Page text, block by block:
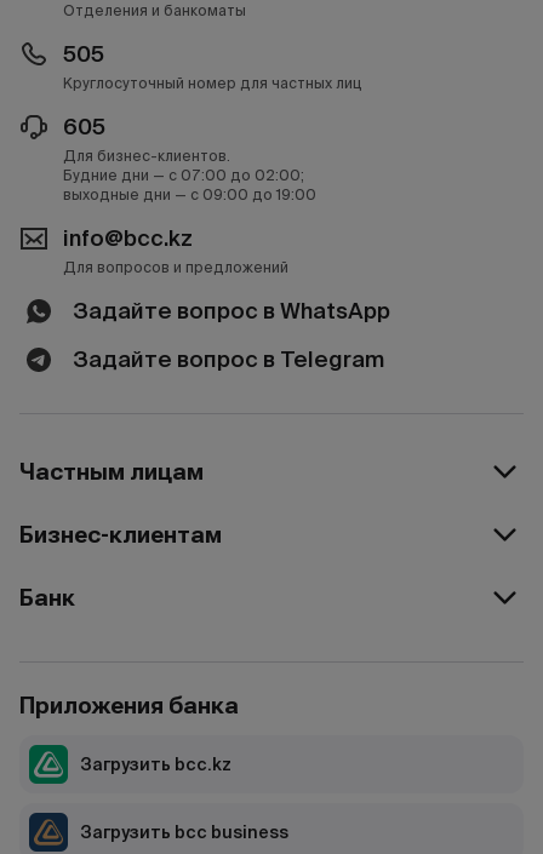
Отделения и банкоматы
505
Круглосуточный номер для частных лиц
605
Для бизнес-клиентов.
Будние дни — с 07:00 до 02:00;
выходные дни — с 09:00 до 19:00
info@bcc.kz
Для вопросов и предложений
Задайте вопрос в WhatsApp
Задайте вопрос в Telegram
Частным лицам
Бизнес-клиентам
Банк
Приложения банка
Загрузить bcc.kz
Загрузить bcc business